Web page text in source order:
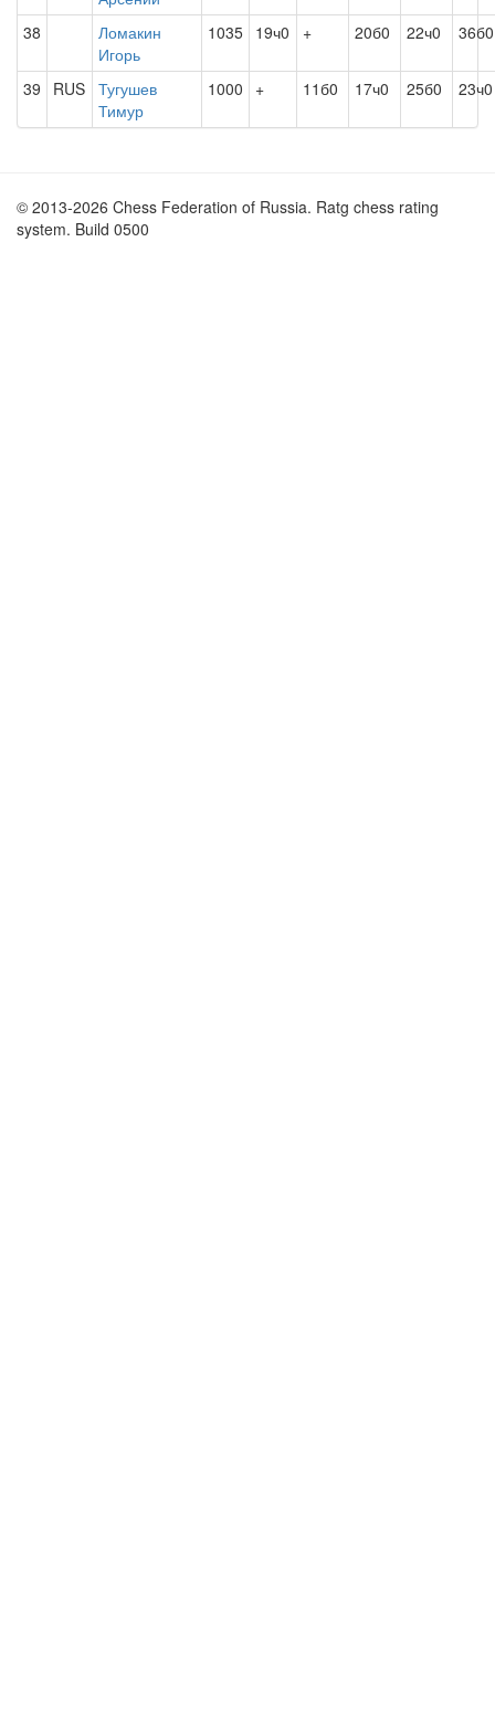
38
Ломакин
Игорь
1035 19ч0 + 20б0 22ч0 36б0
39 RUS Тугушев
Тимур
1000 + 11б0 17ч0 25б0 23ч0
© 2013-2026 Chess Federation of Russia. Ratg chess rating
system. Build 0500